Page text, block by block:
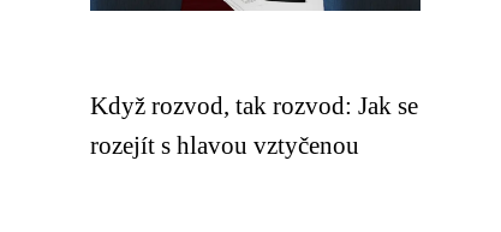
Když rozvod, tak rozvod: Jak se
rozejít s hlavou vztyčenou